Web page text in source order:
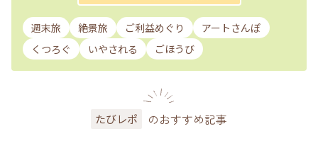
週末旅 絶景旅 ご利益めぐり
アートさんぽ
くつろぐ
いやされる ごほうび
たびレポ のおすすめ記事